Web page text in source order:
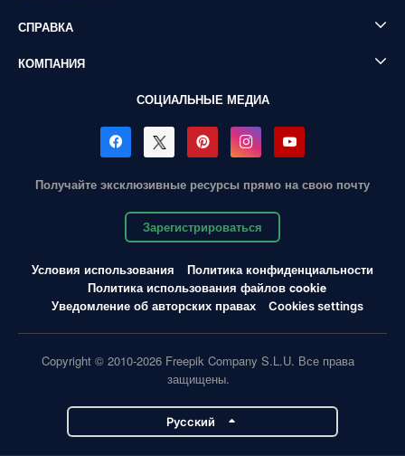
СПРАВКА
КОМПАНИЯ
СОЦИАЛЬНЫЕ МЕДИА
Получайте эксклюзивные ресурсы прямо на свою почту
Зарегистрироваться
Условия использования
Политика конфиденциальности
Политика использования файлов cookie
Уведомление об авторских правах
Cookies settings
Copyright © 2010-2026 Freepik Company S.L.U. Все права
защищены.
Pусский